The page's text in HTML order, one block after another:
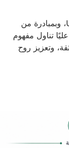
ضمن برنامج دعم الأقران الذي أطلقته USAL، وبمبادرة من
تناول مفهوم
وتعزيز روح